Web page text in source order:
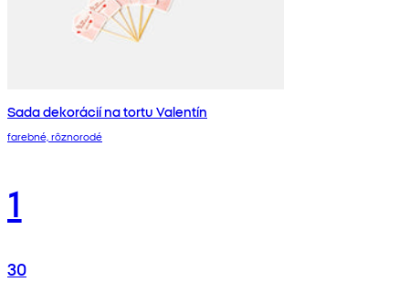
Sada dekorácií na tortu Valentín
farebné, rôznorodé
1
30